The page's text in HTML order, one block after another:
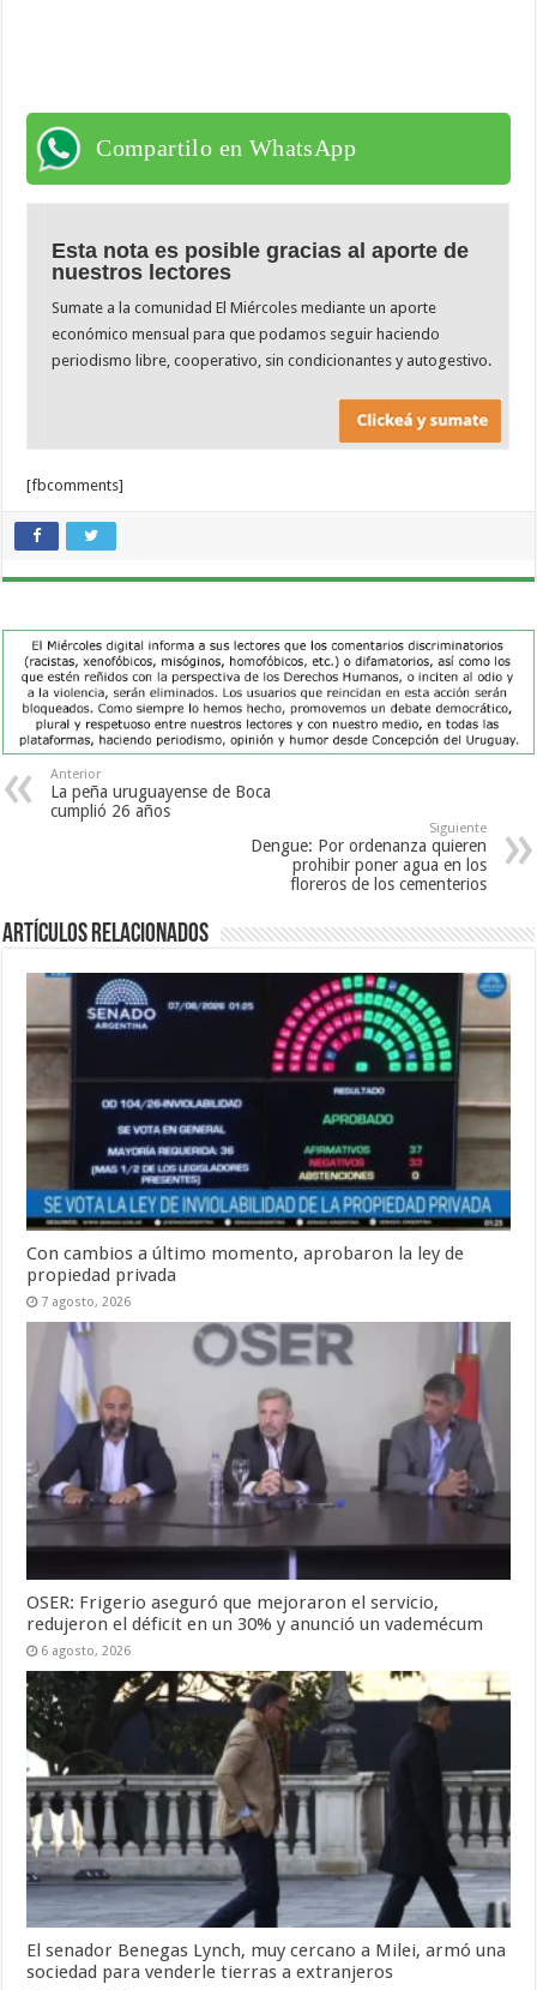
Compartilo en WhatsApp
Esta nota es posible gracias al aporte de
nuestros lectores
Sumate a la comunidad El Miércoles mediante un aporte
económico mensual para que podamos seguir haciendo
periodismo libre, cooperativo, sin condicionantes y autogestivo.
[fbcomments]
Anterior
La peña uruguayense de Boca
cumplió 26 años
Siguiente
Dengue: Por ordenanza quieren
prohibir poner agua en los
floreros de los cementerios
Artículos Relacionados
Con cambios a último momento, aprobaron la ley de
propiedad privada
7 agosto, 2026
OSER: Frigerio aseguró que mejoraron el servicio,
redujeron el déficit en un 30% y anunció un vademécum
6 agosto, 2026
El senador Benegas Lynch, muy cercano a Milei, armó una
sociedad para venderle tierras a extranjeros